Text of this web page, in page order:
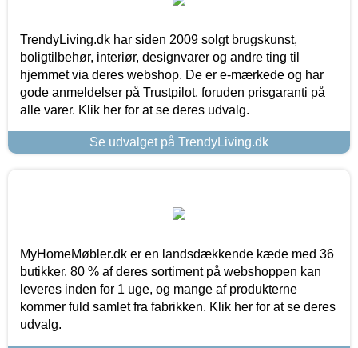
TrendyLiving.dk har siden 2009 solgt brugskunst,
boligtilbehør, interiør, designvarer og andre ting til
hjemmet via deres webshop. De er e-mærkede og har
gode anmeldelser på Trustpilot, foruden prisgaranti på
alle varer. Klik her for at se deres udvalg.
Se udvalget på TrendyLiving.dk
MyHomeMøbler.dk er en landsdækkende kæde med 36
butikker. 80 % af deres sortiment på webshoppen kan
leveres inden for 1 uge, og mange af produkterne
kommer fuld samlet fra fabrikken. Klik her for at se deres
udvalg.